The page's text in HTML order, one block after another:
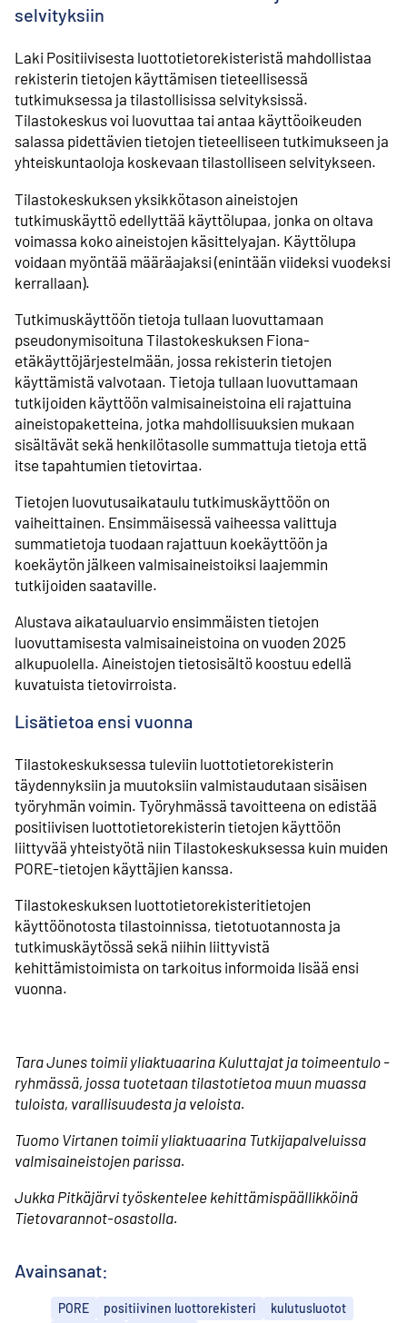
selvityksiin
Laki Positiivisesta luottotietorekisteristä mahdollistaa
rekisterin tietojen käyttämisen tieteellisessä
tutkimuksessa ja tilastollisissa selvityksissä.
Tilastokeskus voi luovuttaa tai antaa käyttöoikeuden
salassa pidettävien tietojen tieteelliseen tutkimukseen ja
yhteiskuntaoloja koskevaan tilastolliseen selvitykseen.
Tilastokeskuksen yksikkötason aineistojen
tutkimuskäyttö edellyttää käyttölupaa, jonka on oltava
voimassa koko aineistojen käsittelyajan. Käyttölupa
voidaan myöntää määräajaksi (enintään viideksi vuodeksi
kerrallaan).
Tutkimuskäyttöön tietoja tullaan luovuttamaan
pseudonymisoituna Tilastokeskuksen Fiona-
etäkäyttöjärjestelmään, jossa rekisterin tietojen
käyttämistä valvotaan. Tietoja tullaan luovuttamaan
tutkijoiden käyttöön valmisaineistoina eli rajattuina
aineistopaketteina, jotka mahdollisuuksien mukaan
sisältävät sekä henkilötasolle summattuja tietoja että
itse tapahtumien tietovirtaa.
Tietojen luovutusaikataulu tutkimuskäyttöön on
vaiheittainen. Ensimmäisessä vaiheessa valittuja
summatietoja tuodaan rajattuun koekäyttöön ja
koekäytön jälkeen valmisaineistoiksi laajemmin
tutkijoiden saataville.
Alustava aikatauluarvio ensimmäisten tietojen
luovuttamisesta valmisaineistoina on vuoden 2025
alkupuolella. Aineistojen tietosisältö koostuu edellä
kuvatuista tietovirroista.
Lisätietoa ensi vuonna
Tilastokeskuksessa tuleviin luottotietorekisterin
täydennyksiin ja muutoksiin valmistaudutaan sisäisen
työryhmän voimin. Työryhmässä tavoitteena on edistää
positiivisen luottotietorekisterin tietojen käyttöön
liittyvää yhteistyötä niin Tilastokeskuksessa kuin muiden
PORE-tietojen käyttäjien kanssa.
Tilastokeskuksen luottotietorekisteritietojen
käyttöönotosta tilastoinnissa, tietotuotannosta ja
tutkimuskäytössä sekä niihin liittyvistä
kehittämistoimista on tarkoitus informoida lisää ensi
vuonna.
Tara Junes toimii yliaktuaarina Kuluttajat ja toimeentulo -
ryhmässä, jossa tuotetaan tilastotietoa muun muassa
tuloista, varallisuudesta ja veloista.
Tuomo Virtanen toimii yliaktuaarina Tutkijapalveluissa
valmisaineistojen parissa.
Jukka Pitkäjärvi työskentelee kehittämispäällikköinä
Tietovarannot-osastolla.
Avainsanat:
PORE positiivinen luottorekisteri
kulutusluotot